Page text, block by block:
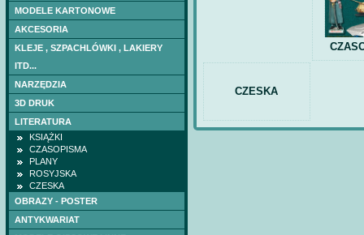
MODELE KARTONOWE
AKCESORIA
KLEJE , SZPACHLÓWKI , LAKIERY
ITD...
NARZĘDZIA
3D DRUK
LITERATURA
KSIĄŻKI
CZASOPISMA
PLANY
ROSYJSKA
CZESKA
OBRAZY - POSTER
ANTYKWARIAT
CZESKA